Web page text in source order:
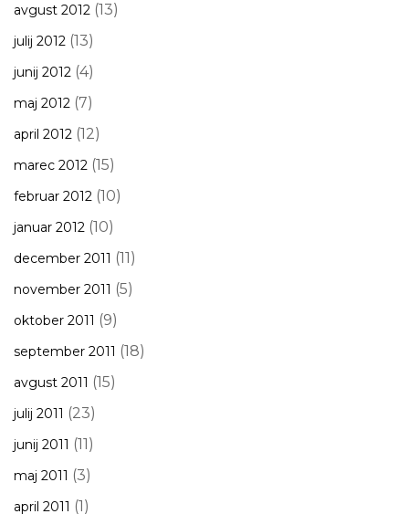
avgust 2012 (13)
julij 2012 (13)
junij 2012 (4)
maj 2012 (7)
april 2012 (12)
marec 2012 (15)
februar 2012 (10)
januar 2012 (10)
december 2011 (11)
november 2011 (5)
oktober 2011 (9)
september 2011 (18)
avgust 2011 (15)
julij 2011 (23)
junij 2011 (11)
maj 2011 (3)
april 2011 (1)